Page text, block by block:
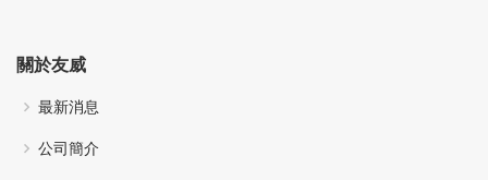
關於友威
最新消息
公司簡介